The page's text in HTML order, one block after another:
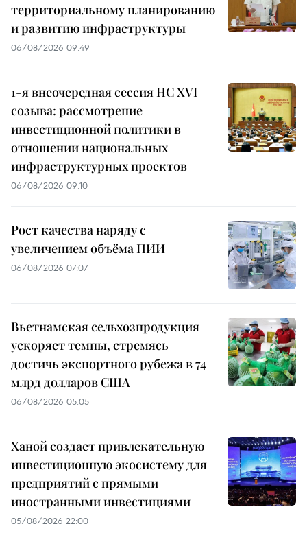
территориальному планированию
и развитию инфраструктуры
06/08/2026 09:49
1-я внеочередная сессия НС XVI
созыва: рассмотрение
инвестиционной политики в
отношении национальных
инфраструктурных проектов
06/08/2026 09:10
Рост качества наряду с
увеличением объёма ПИИ
06/08/2026 07:07
Вьетнамская сельхозпродукция
ускоряет темпы, стремясь
достичь экспортного рубежа в 74
млрд долларов США
06/08/2026 05:05
Ханой создает привлекательную
инвестиционную экосистему для
предприятий с прямыми
иностранными инвестициями
05/08/2026 22:00